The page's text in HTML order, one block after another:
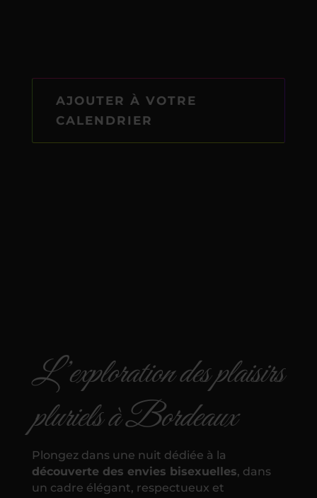
AJOUTER À VOTRE
CALENDRIER
L’exploration des plaisirs
pluriels à Bordeaux
Plongez dans une nuit dédiée à la
découverte des envies bisexuelles, dans
un cadre élégant, respectueux et